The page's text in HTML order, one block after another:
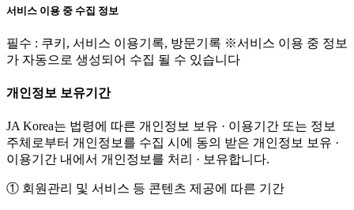
서비스 이용 중 수집 정보
필수 : 쿠키, 서비스 이용기록, 방문기록 ※서비스 이용 중 정보
가 자동으로 생성되어 수집 될 수 있습니다
개인정보 보유기간
JA Korea는 법령에 따른 개인정보 보유 · 이용기간 또는 정보
주체로부터 개인정보를 수집 시에 동의 받은 개인정보 보유 ·
이용기간 내에서 개인정보를 처리 · 보유합니다.
① 회원관리 및 서비스 등 콘텐츠 제공에 따른 기간